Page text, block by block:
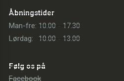
Åbningstider
Man-fre: 10.00 - 17.30
Lørdag:
10.00 - 13.00
Følg os på
Facebook